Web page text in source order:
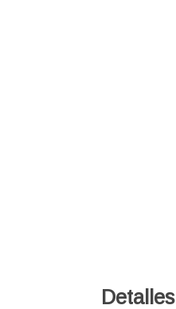
Detalles